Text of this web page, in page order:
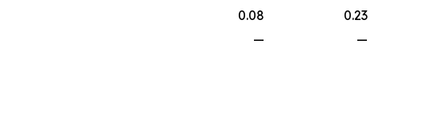
0.08
0.23
— —